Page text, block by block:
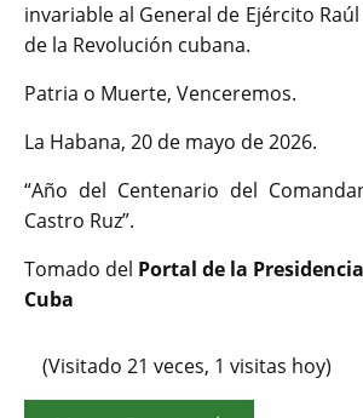
invariable al General de Ejército
de la Revolución cubana.
Patria o Muerte, Venceremos.
La Habana, 20 de mayo de 2026.
“Año del Centenario del
Castro Ruz”.
Tomado del Portal de la
Cuba
(Visitado 21 veces, 1 visitas hoy)